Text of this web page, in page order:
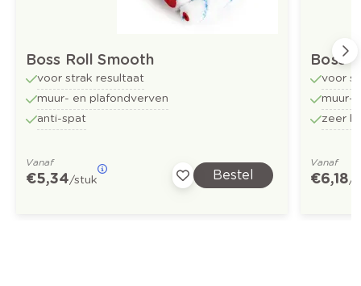
Boss Roll Smooth
voor strak resultaat
muur- en plafondverven
anti-spat
Vanaf
€ 5,34/stuk Bestel
Boss
voor
muur-
zeer
Vanaf
€ 6,18/